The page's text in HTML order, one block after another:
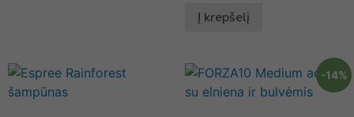
Į krepšelį
-14%